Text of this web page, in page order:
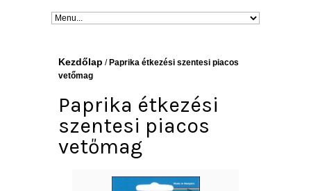
Kezdőlap / Paprika étkezési szentesi piacos
vetőmag
Paprika étkezési
szentesi piacos
vetőmag